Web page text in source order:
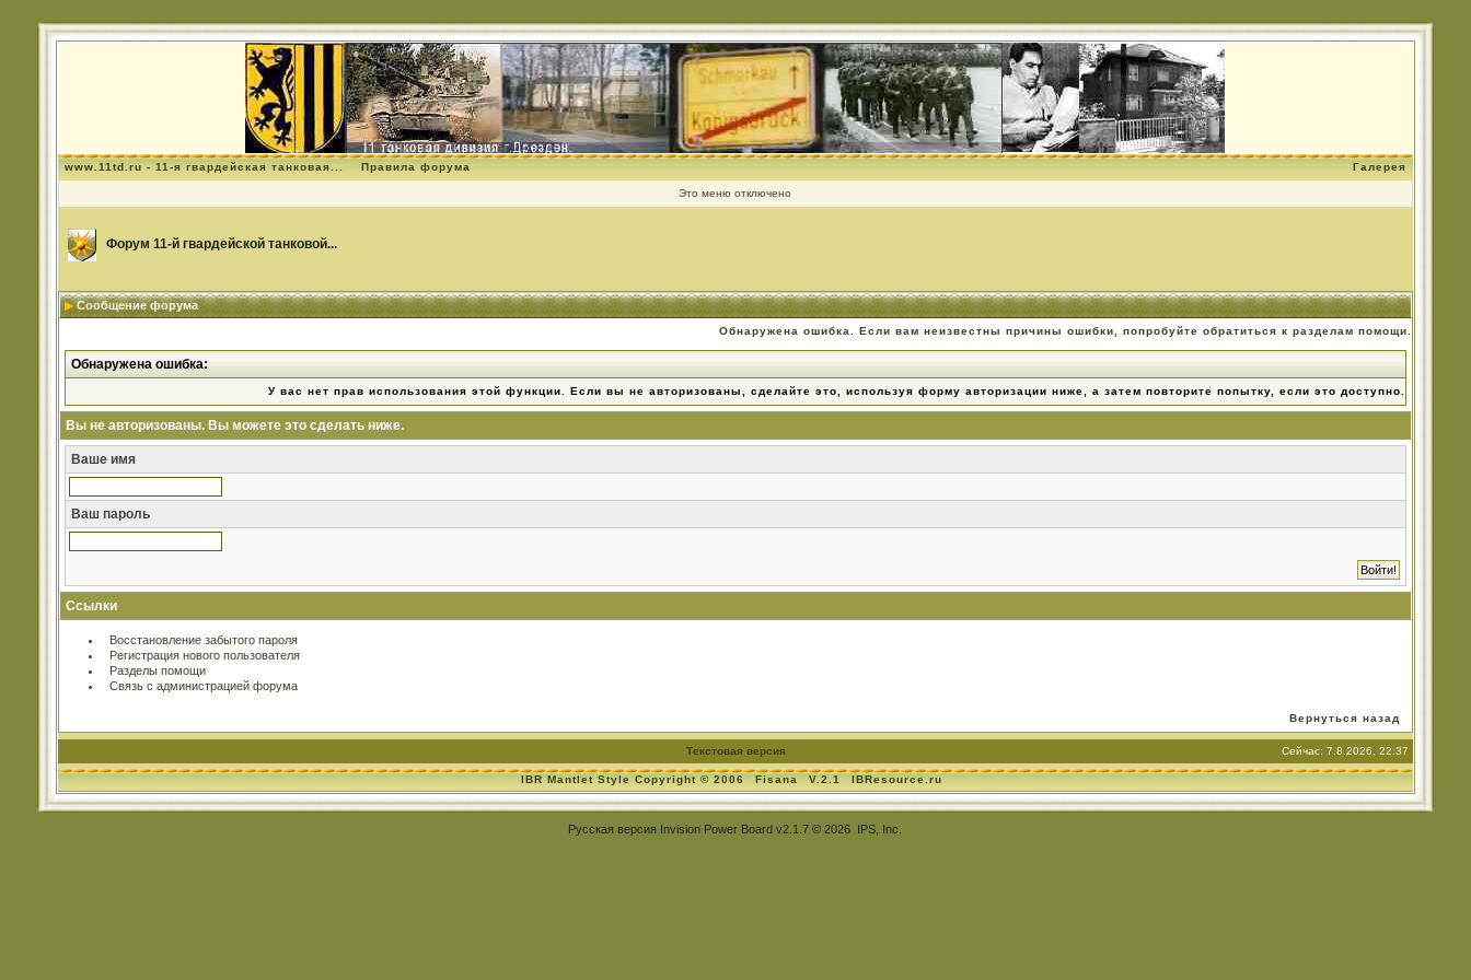
www.11td.ru - 11-я гвардейская танковая... Правила форума Галерея
Это меню отключено
Форум 11-й гвардейской танковой...
Сообщение форума
Обнаружена ошибка. Если вам неизвестны причины ошибки, попробуйте обратиться к разделам помощи.
Обнаружена ошибка:
У вас нет прав использования этой функции. Если вы не авторизованы, сделайте это, используя форму авторизации ниже, а затем повторите попытку, если это доступно.
Вы не авторизованы. Вы можете это сделать ниже.
Ваше имя
Ваш пароль
Ссылки
Восстановление забытого пароля
Регистрация нового пользователя
Разделы помощи
Связь с администрацией форума
Вернуться назад
Текстовая версия Сейчас: 7.8.2026, 22:37
IBR Mantlet Style Copyright © 2006 Fisana V.2.1 IBResource.ru
Русская версия Invision Power Board v2.1.7 © 2026 IPS, Inc.